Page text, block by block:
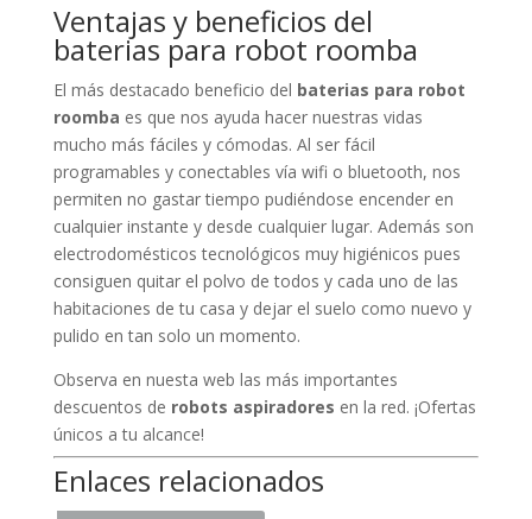
Ventajas y beneficios del
baterias para robot roomba
El más destacado beneficio del baterias para robot
roomba es que nos ayuda hacer nuestras vidas
mucho más fáciles y cómodas. Al ser fácil
programables y conectables vía wifi o bluetooth, nos
permiten no gastar tiempo pudiéndose encender en
cualquier instante y desde cualquier lugar. Además son
electrodomésticos tecnológicos muy higiénicos pues
consiguen quitar el polvo de todos y cada uno de las
habitaciones de tu casa y dejar el suelo como nuevo y
pulido en tan solo un momento.
Observa en nuesta web las más importantes
descuentos de robots aspiradores en la red. ¡Ofertas
únicos a tu alcance!
Enlaces relacionados